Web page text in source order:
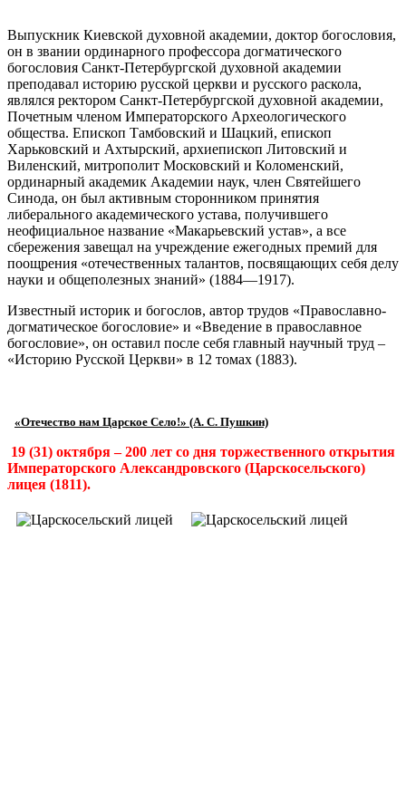
Выпускник Киевской духовной академии, доктор богословия,
он в звании ординарного профессора догматического
богословия Санкт-Петербургской духовной академии
преподавал историю русской церкви и русского раскола,
являлся ректором Санкт-Петербургской духовной академии,
Почетным членом Императорского Археологического
общества. Епископ Тамбовский и Шацкий, епископ
Харьковский и Ахтырский, архиепископ Литовский и
Виленский, митрополит Московский и Коломенский,
ординарный академик Академии наук, член Святейшего
Синода, он был активным сторонником принятия
либерального академического устава, получившего
неофициальное название «Макарьевский устав», а все
сбережения завещал на учреждение ежегодных премий для
поощрения «отечественных талантов, посвящающих себя делу
науки и общеполезных знаний» (1884—1917).
Известный историк и богослов, автор трудов «Православно-
догматическое богословие» и «Введение в православное
богословие», он оставил после себя главный научный труд –
«Историю Русской Церкви» в 12 томах (1883).
«Отечество нам Царское Село!» (А. С. Пушкин)
19 (31) октября – 200 лет со дня торжественного открытия
Императорского Александровского (Царскосельского)
лицея (1811).